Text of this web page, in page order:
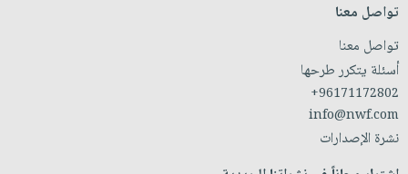
تواصل معنا
تواصل معنا
أسئلة يتكرر طرحها
+96171172802
info@nwf.com
نشرة الإصدارات